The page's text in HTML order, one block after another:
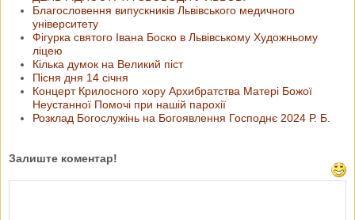
Благословення випускників Львівського медичного
університету
Фігурка святого Івана Боско в Львівському Художньому
ліцею
Кілька думок на Великий піст
Пісня дня 14 січня
Концерт Крилосного хору Архибратства Матері Божої
Неустанної Помочі при нашій парохії
Розклад Богослужінь на Богоявлення Господнє 2024 Р. Б.
Залиште коментар!